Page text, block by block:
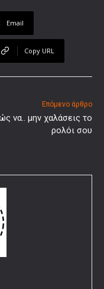
Email
Copy URL
Επόμενο άρθρο
να.. μην χαλάσεις το
ρολόι σου